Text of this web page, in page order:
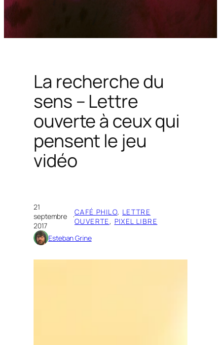
La recherche du
sens – Lettre
ouverte à ceux qui
pensent le jeu
vidéo
21
septembre
2017
·CAFÉ PHILO, LETTRE
OUVERTE, PIXEL LIBRE
Esteban Grine